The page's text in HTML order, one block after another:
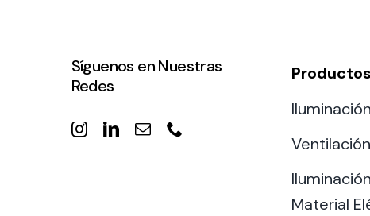
Síguenos en Nuestras
Redes
Productos
Ventilación
Material